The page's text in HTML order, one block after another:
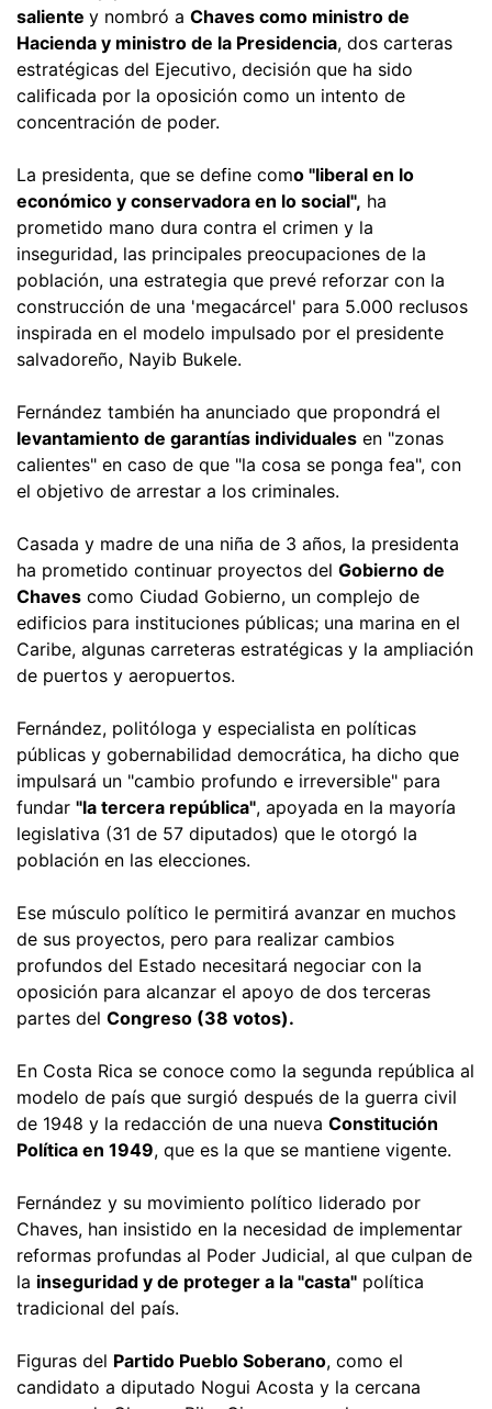
saliente y nombró a Chaves como ministro de
Hacienda y ministro de la Presidencia, dos carteras
estratégicas del Ejecutivo, decisión que ha sido
calificada por la oposición como un intento de
concentración de poder.
La presidenta, que se define como "liberal en lo
económico y conservadora en lo social", ha
prometido mano dura contra el crimen y la
inseguridad, las principales preocupaciones de la
población, una estrategia que prevé reforzar con la
construcción de una 'megacárcel' para 5.000 reclusos
inspirada en el modelo impulsado por el presidente
salvadoreño, Nayib Bukele.
Fernández también ha anunciado que propondrá el
levantamiento de garantías individuales en "zonas
calientes" en caso de que "la cosa se ponga fea", con
el objetivo de arrestar a los criminales.
Casada y madre de una niña de 3 años, la presidenta
ha prometido continuar proyectos del Gobierno de
Chaves como Ciudad Gobierno, un complejo de
edificios para instituciones públicas; una marina en el
Caribe, algunas carreteras estratégicas y la ampliación
de puertos y aeropuertos.
Fernández, politóloga y especialista en políticas
públicas y gobernabilidad democrática, ha dicho que
impulsará un "cambio profundo e irreversible" para
fundar "la tercera república", apoyada en la mayoría
legislativa (31 de 57 diputados) que le otorgó la
población en las elecciones.
Ese músculo político le permitirá avanzar en muchos
de sus proyectos, pero para realizar cambios
profundos del Estado necesitará negociar con la
oposición para alcanzar el apoyo de dos terceras
partes del Congreso (38 votos).
En Costa Rica se conoce como la segunda república al
modelo de país que surgió después de la guerra civil
de 1948 y la redacción de una nueva Constitución
Política en 1949, que es la que se mantiene vigente.
Fernández y su movimiento político liderado por
Chaves, han insistido en la necesidad de implementar
reformas profundas al Poder Judicial, al que culpan de
la inseguridad y de proteger a la "casta" política
tradicional del país.
Figuras del Partido Pueblo Soberano, como el
candidato a diputado Nogui Acosta y la cercana